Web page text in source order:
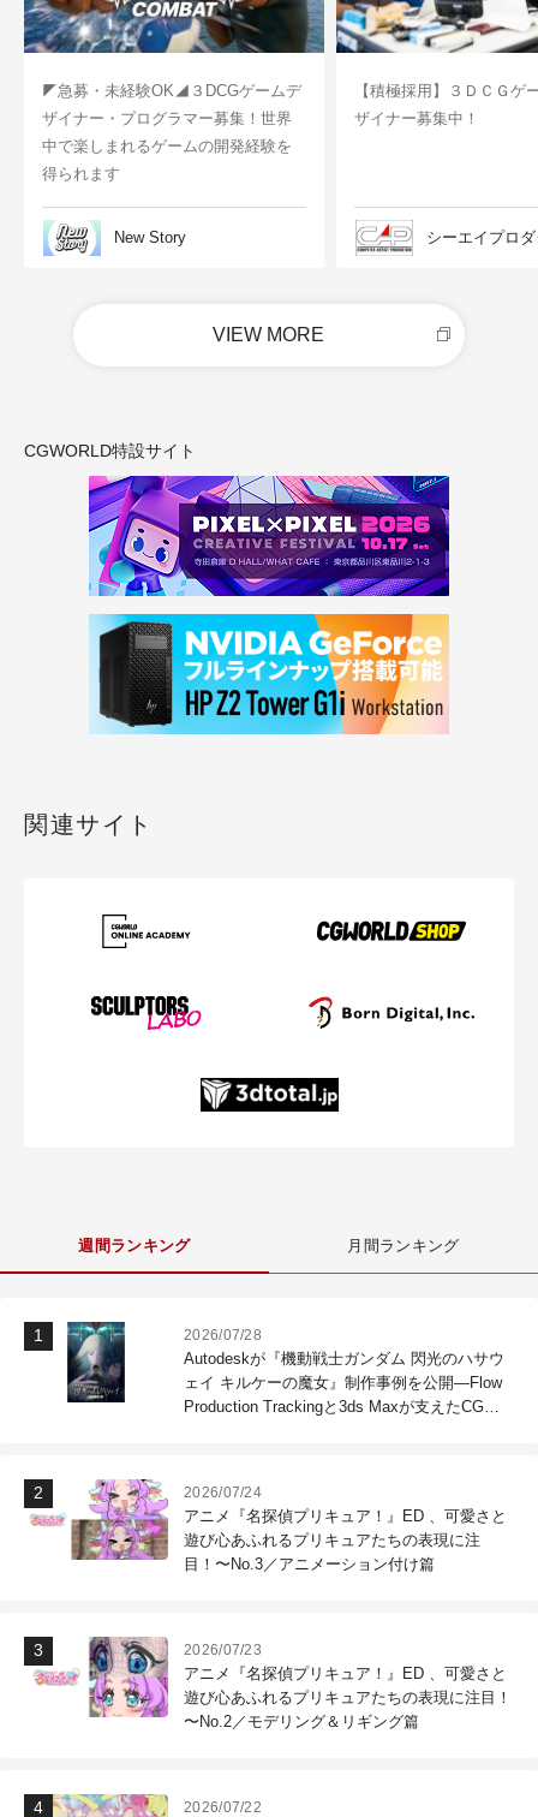
◤急募・未経験OK◢３DCGゲームデ
ザイナー・プログラマー募集！世界
中で楽しまれるゲームの開発経験を
得られます
New Story
【積極採用】３ＤＣＧゲ
ザイナー募集中！
シーエイプロ
VIEW MORE
CGWORLD特設サイト
関連サイト
週間ランキング 月間ランキング
2026/07/28
Autodeskが『機動戦士ガンダム 閃光のハサウ
ェイ キルケーの魔女』制作事例を公開―Flow
Production Trackingと3ds Maxが支えたCG制
2026/07/24
アニメ『名探偵プリキュア！』ED 、可愛さと
遊び心あふれるプリキュアたちの表現に注
目！〜No.3／アニメーション付け篇
2026/07/23
アニメ『名探偵プリキュア！』ED 、可愛さと
遊び心あふれるプリキュアたちの表現に注目！
〜No.2／モデリング＆リギング篇
2026/07/22